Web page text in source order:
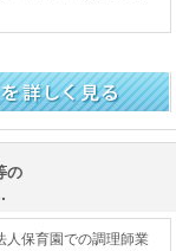
の
人保育園での調理師業